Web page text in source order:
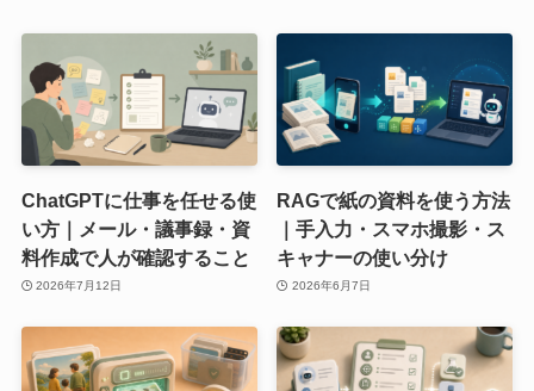
ChatGPTに仕事を任せる使
い方｜メール・議事録・資
料作成で人が確認すること
2026年7月12日
RAGで紙の資料を使う方法
｜手入力・スマホ撮影・ス
キャナーの使い分け
2026年6月7日